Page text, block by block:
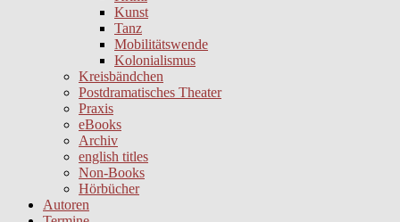
Kunst
Tanz
Mobilitätswende
Kolonialismus
Kreisbändchen
Postdramatisches Theater
Praxis
eBooks
Archiv
english titles
Non-Books
Hörbücher
Autoren